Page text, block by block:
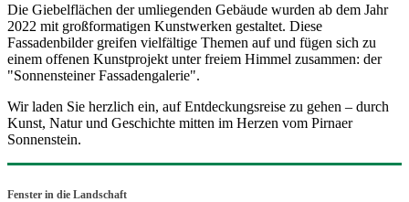
Die Giebelflächen der umliegenden Gebäude wurden ab dem Jahr
2022 mit großformatigen Kunstwerken gestaltet. Diese
Fassadenbilder greifen vielfältige Themen auf und fügen sich zu
einem offenen Kunstprojekt unter freiem Himmel zusammen: der
"Sonnensteiner Fassadengalerie".
Wir laden Sie herzlich ein, auf Entdeckungsreise zu gehen – durch
Kunst, Natur und Geschichte mitten im Herzen vom Pirnaer
Sonnenstein.
Fenster in die Landschaft